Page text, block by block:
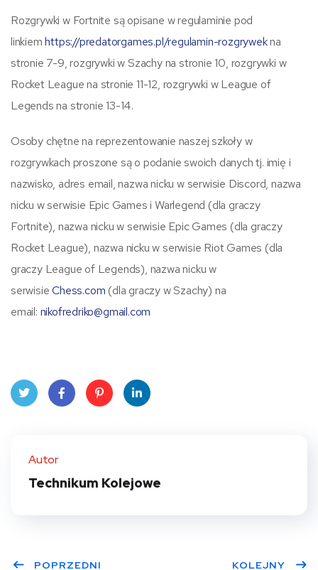
Rozgrywki w Fortnite są opisane w regulaminie pod
linkiemhttps://predatorgames.pl/regulamin-rozgrywekna
stronie 7-9, rozgrywki w Szachy na stronie 10, rozgrywki w
Rocket League na stronie 11-12, rozgrywki w League of
Legends na stronie 13-14.
Osoby chętne na reprezentowanie naszej szkoły w
rozgrywkach proszone są o podanie swoich danych tj. imię i
nazwisko, adres email, nazwa nicku w serwisie Discord, nazwa
nicku w serwisie Epic Games i Warlegend (dla graczy
Fortnite), nazwa nicku w serwisie Epic Games (dla graczy
Rocket League), nazwa nicku w serwisie Riot Games (dla
graczy League of Legends), nazwa nicku w
serwisieChess.com (dla graczy w Szachy) na
email: nikofredriko@gmail.com
t
Autor
Technikum Kolejowe
POPRZEDNI KOLEJNY